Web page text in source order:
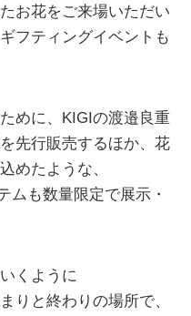
お花をご来場いただい
フティングイベントも
めに、KIGIの渡邉良重
先行販売するほか、花
めたような、
ムも数量限定で展示・
くように
りと終わりの場所で、